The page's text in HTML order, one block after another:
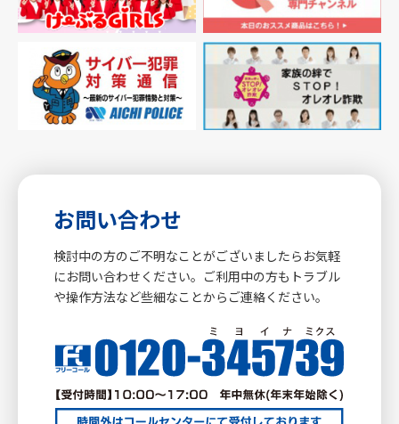
お問い合わせ
検討中の方のご不明なことがございましたらお気軽
にお問い合わせください。ご利用中の方もトラブル
や操作方法など些細なことからご連絡ください。